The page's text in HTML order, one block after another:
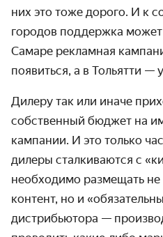
них это тоже дорого. И к
городов поддержка
Самаре рекламная
появиться, а в Тольятти —
Дилеру так или иначе
собственный бюджет на
кампании. И это только
дилеры сталкиваются с
необходимо размещать не
контент, но и
дистрибьютора —